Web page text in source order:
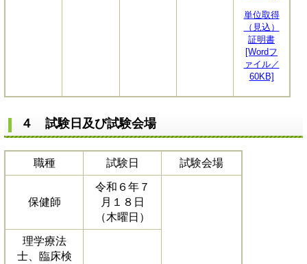
単位取得
（見込）
証明書
[Wordフ
ァイル／
60KB]
４ 試験日及び試験会場
職種 試験日 試験会場
保健師
令和６年７
月１８日
（木曜日）
理学療法
士、臨床検